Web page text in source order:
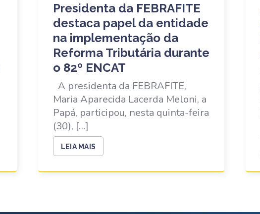
Presidenta da FEBRAFITE
destaca papel da entidade
na implementação da
Reforma Tributária durante
o 82º ENCAT
A presidenta da FEBRAFITE,
Maria Aparecida Lacerda Meloni, a
Papá, participou, nesta quinta-feira
(30), […]
LEIA MAIS